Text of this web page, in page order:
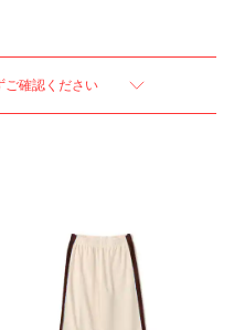
ご確認ください